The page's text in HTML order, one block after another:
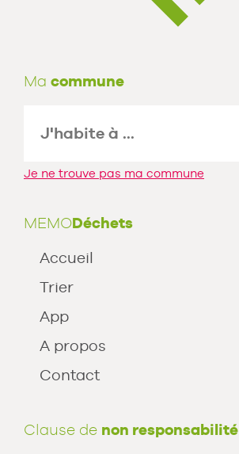
Ma commune
Je ne trouve pas ma commune
MEMODéchets
Accueil
Trier
App
A propos
Contact
Clause de non responsabilité